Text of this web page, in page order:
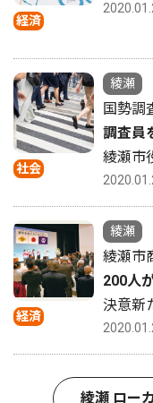
経済
社会
綾瀬
国勢調
調査員
綾瀬市
経済
綾瀬
綾瀬市
200人
決意新
綾瀬 ロー